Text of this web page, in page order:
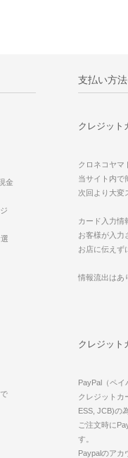
金
支払い方
クレジット
クロネコヤマ
当サイト内で
次回より大変
カード入力情
お客様が入力
お店に伝えず
情報流出はあ
クレジット
PayPal（ペイ
クレジットカ
ESS, JCB)の
ご注文時に
す。
Paypalのアカ